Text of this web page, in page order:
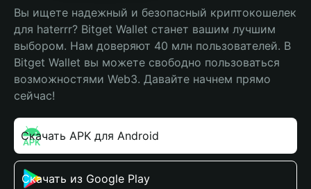
Вы ищете надежный и безопасный криптокошелек
для haterrr? Bitget Wallet станет вашим лучшим
выбором. Нам доверяют 40 млн пользователей. В
Bitget Wallet вы можете свободно пользоваться
возможностями Web3. Давайте начнем прямо
сейчас!
Скачать APK для Android
Скачать из Google Play